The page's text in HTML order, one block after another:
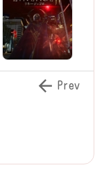
 Prev